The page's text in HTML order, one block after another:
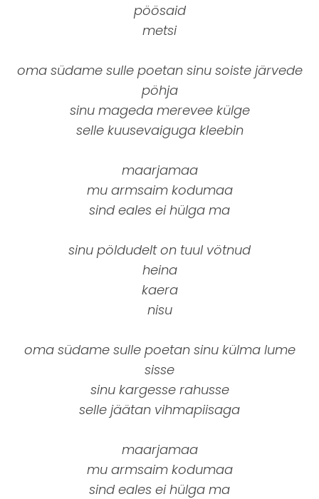
pöösaid
metsi
oma südame sulle poetan sinu soiste järvede
pöhja
sinu mageda merevee külge
selle kuusevaiguga kleebin
maarjamaa
mu armsaim kodumaa
sind eales ei hülga ma
sinu pöldudelt on tuul vötnud
heina
kaera
nisu
oma südame sulle poetan sinu külma lume
sisse
sinu kargesse rahusse
selle jäätan vihmapiisaga
maarjamaa
mu armsaim kodumaa
sind eales ei hülga ma